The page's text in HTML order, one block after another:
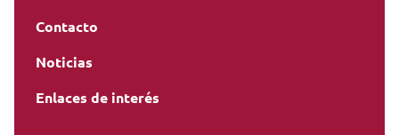
Contacto
Noticias
Enlaces de interés